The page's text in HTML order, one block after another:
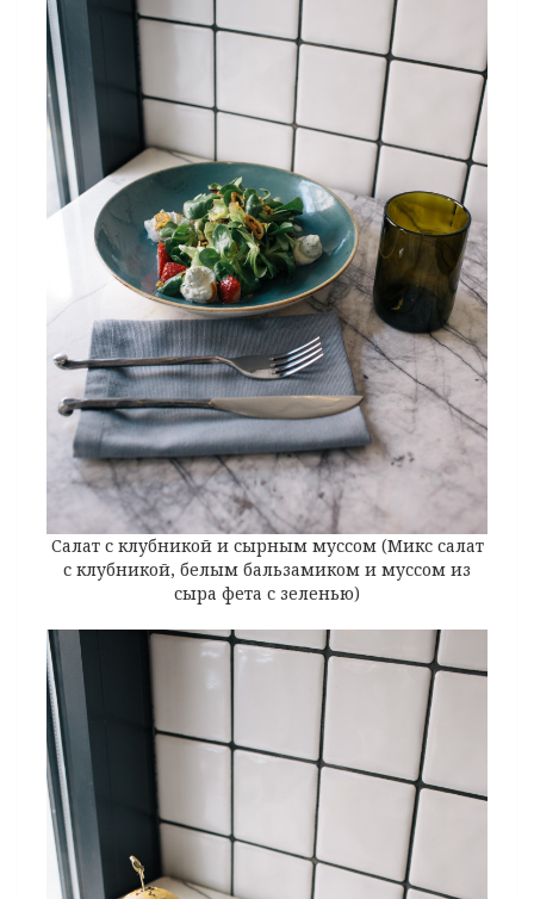
Салат с клубникой и сырным муссом (Микс салат
с клубникой, белым бальзамиком и муссом из
сыра фета с зеленью)